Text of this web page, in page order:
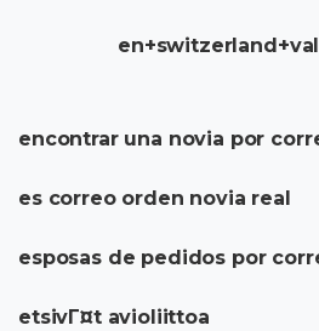
encontrar una novia por
es correo orden novia real
esposas de pedidos por
etsivГ¤t avioliittoa